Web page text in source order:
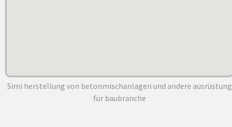
Simi herstellung von betonmischanlagen und andere ausrüstung
für baubranche